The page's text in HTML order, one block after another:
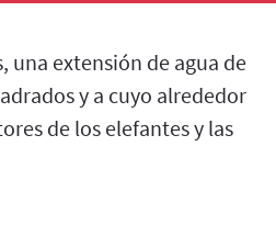
una extensión de agua de
y a cuyo alrededor
de los elefantes y las